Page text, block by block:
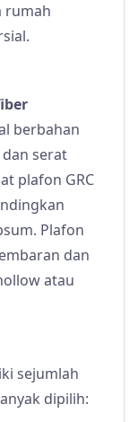
rumah
berbahan
dan serat
plafon GRC
Plafon
dan
atau
sejumlah
dipilih: